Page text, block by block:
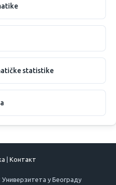
statistike
Контакт
у Београду